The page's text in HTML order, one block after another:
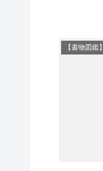
【書物図鑑】